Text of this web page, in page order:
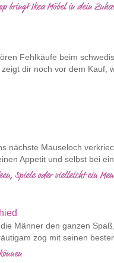
bringt Ikea Möbel in dein
Fehlkäufe beim
dir noch vor dem Kauf,
nächste Mauseloch
Appetit und selbst bei
Spiele oder vielleicht ein
Männer den ganzen
zog mit seinen